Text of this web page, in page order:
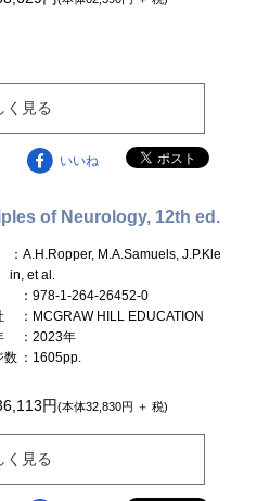
く見る
いいね
of Neurology, 12th ed.
：A.H.Ropper, M.A.Samuels, J.P.Kle
in, et al.
：978-1-264-26452-0
：MCGRAW HILL EDUCATION
：2023年
数 ：1605pp.
円(本体32,830円 ＋ 税)
く見る